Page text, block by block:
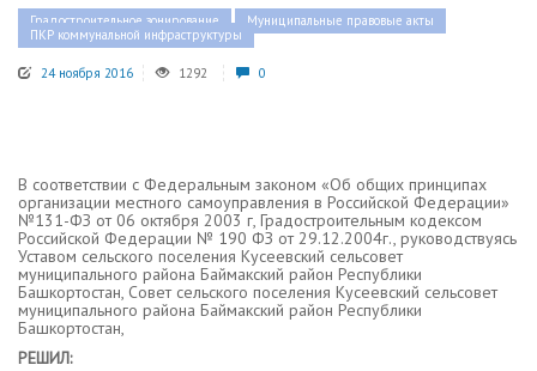
Градостроительное зонирование
Муниципальные правовые акты
ПКР коммунальной инфраструктуры
24 ноября 2016 1292 0
В соответствии с Федеральным законом «Об общих принципах
организации местного самоуправления в Российской Федерации»
№131-ФЗ от 06 октября 2003 г, Градостроительным кодексом
Российской Федерации № 190 ФЗ от 29.12.2004г., руководствуясь
Уставом сельского поселения Кусеевский сельсовет
муниципального района Баймакский район Республики
Башкортостан, Совет сельского поселения Кусеевский сельсовет
муниципального района Баймакский район Республики
Башкортостан,
РЕШИЛ: